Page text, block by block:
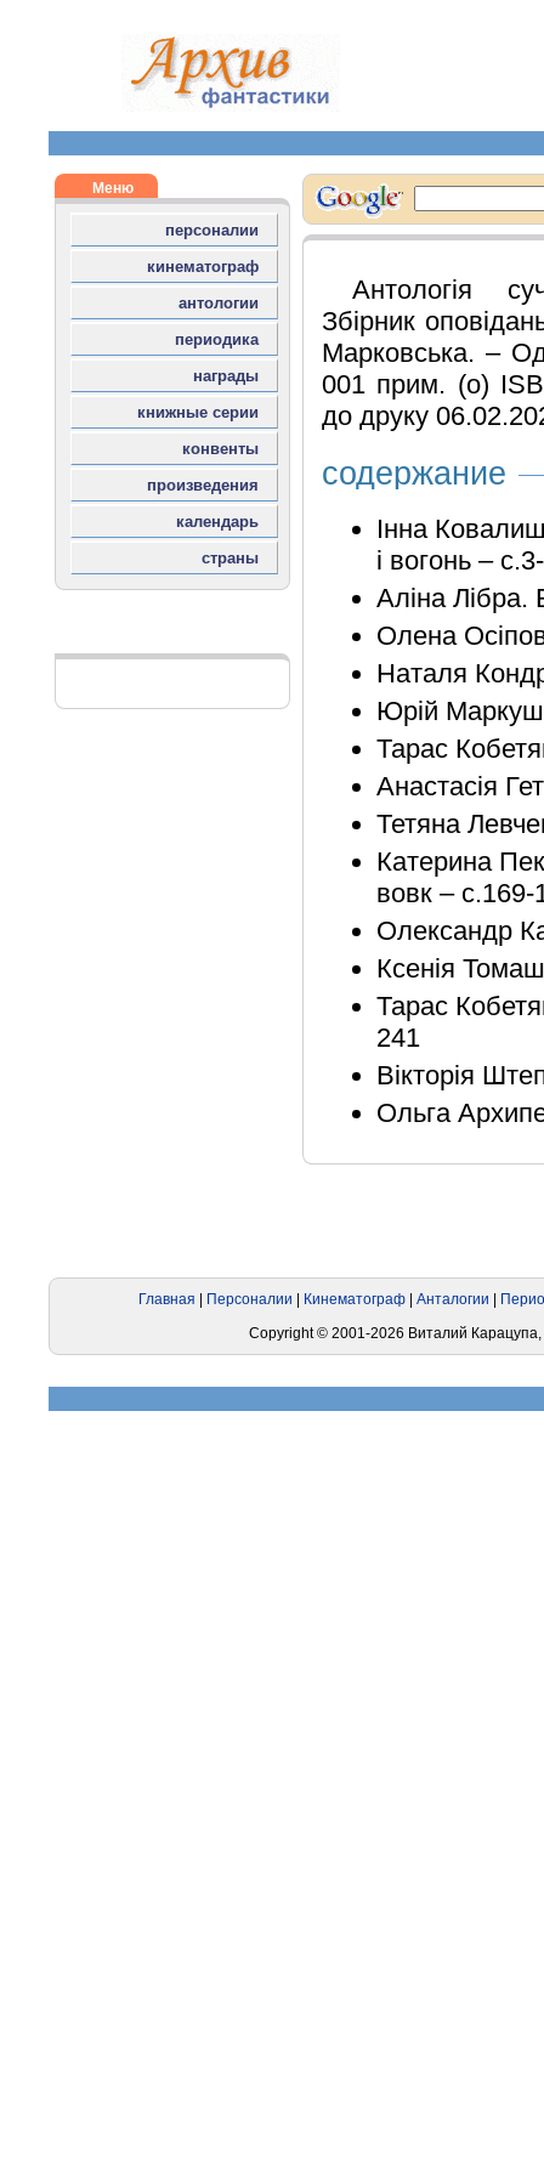
Антологія
Збірник
Марковська. –
001 прим. (о)
до друку
содержание
Інна
і вогонь –
Аліна Лібра.
Олена
Наталя
Юрій
Тарас
Анастасія
Тетяна
Катерина
вовк – с.169-
Олександр
Ксенія
Тарас
241
Вікторія
Ольга